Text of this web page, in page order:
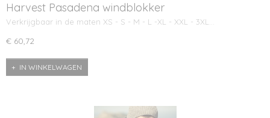
Harvest Pasadena windblokker
Verkrijgbaar in de maten XS - S - M - L -XL - XXL - 3XL…
€ 60,72
IN WINKELWAGEN